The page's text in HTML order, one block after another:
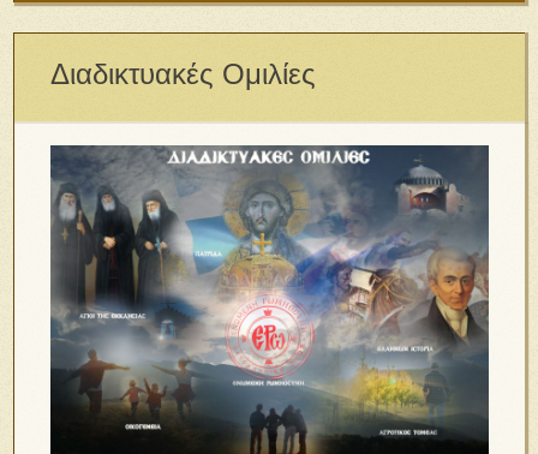
Διαδικτυακές Ομιλίες